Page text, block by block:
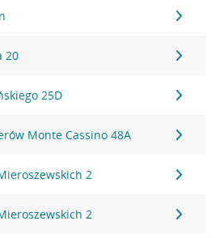
20
25D
Monte Cassino 48A
2
2